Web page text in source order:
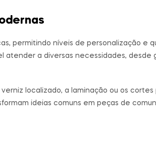
permitindo níveis de personalização e
atender a diversas necessidades, desde
localizado, a laminação ou os
ideias comuns em peças de